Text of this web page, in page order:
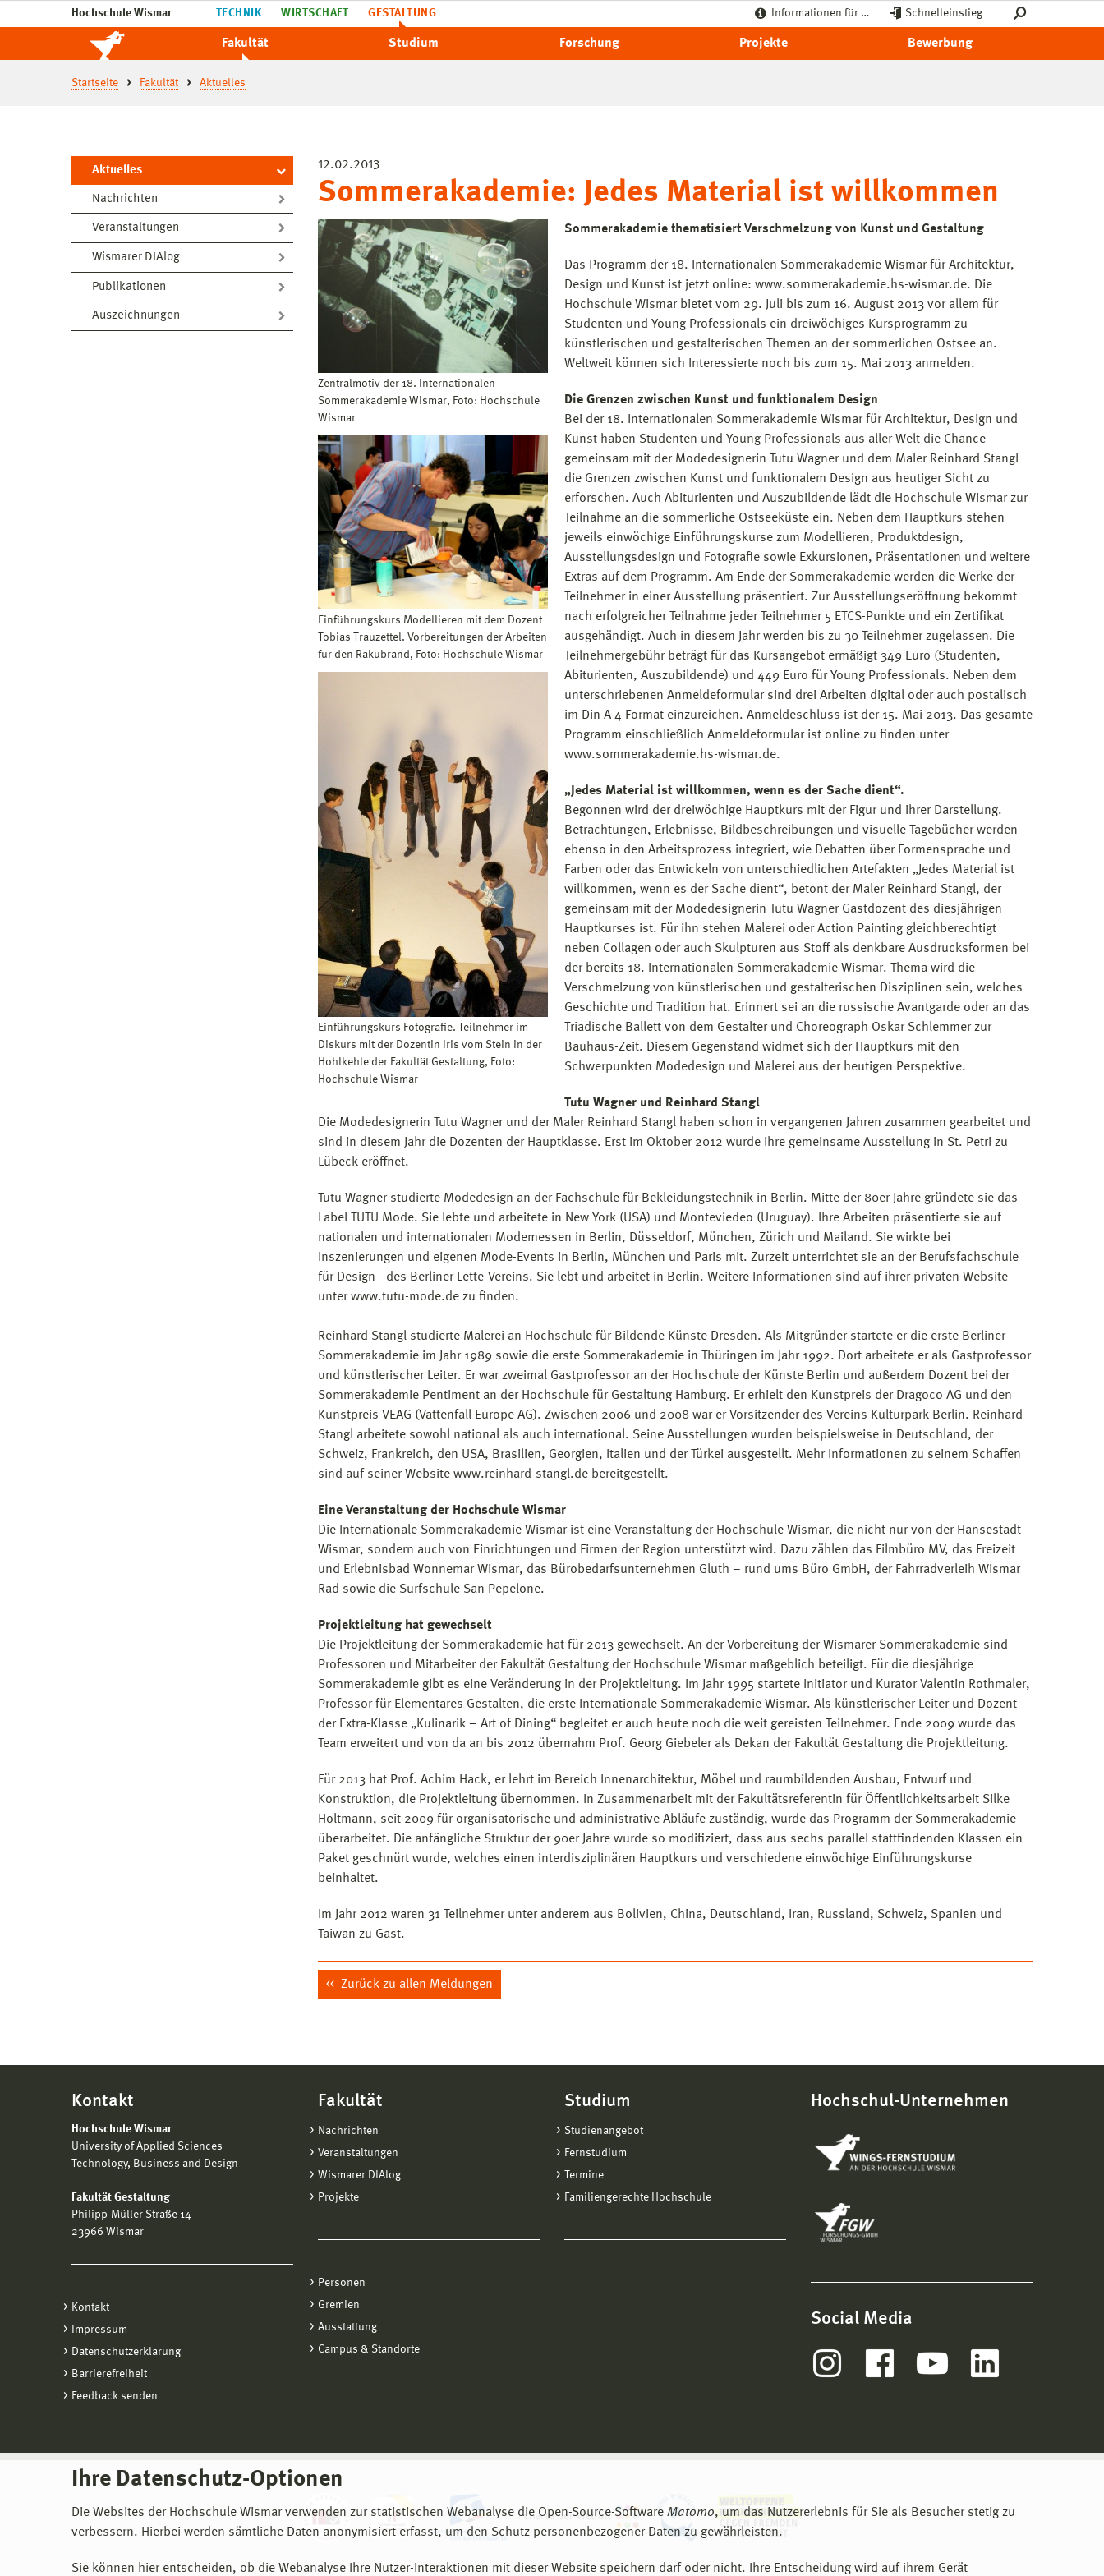
Hochschule Wismar TECHNIK WIRTSCHAFT GESTALTUNG Informationen für … Schnelleinstieg
Fakultät Studium Forschung Projekte Bewerbung
Startseite Fakultät Aktuelles
Aktuelles
Nachrichten
Veranstaltungen
Wismarer DIAlog
Publikationen
Auszeichnungen
Ihre Datenschutz-Optionen
Die Websites der Hochschule Wismar verwenden zur statistischen Webanalyse die Open-Source-Software Matomo, um das Nutzererlebnis für Sie als Besucher stetig zu
verbessern. Hierbei werden sämtliche Daten anonymisiert erfasst, um den Schutz personenbezogener Daten zu gewährleisten.
Sie können hier entscheiden, ob die Webanalyse Ihre Nutzer-Interaktionen mit dieser Website speichern darf oder nicht. Ihre Entscheidung wird auf ihrem Gerät
12.02.2013
Sommerakademie: Jedes Material ist willkommen
Zentralmotiv der 18. Internationalen
Sommerakademie Wismar, Foto: Hochschule
Wismar
Einführungskurs Modellieren mit dem Dozent
Tobias Trauzettel. Vorbereitungen der Arbeiten
für den Rakubrand, Foto: Hochschule Wismar
Einführungskurs Fotografie. Teilnehmer im
Diskurs mit der Dozentin Iris vom Stein in der
Hohlkehle der Fakultät Gestaltung, Foto:
Hochschule Wismar
Sommerakademie thematisiert Verschmelzung von Kunst und Gestaltung
Das Programm der 18. Internationalen Sommerakademie Wismar für Architektur,
Design und Kunst ist jetzt online: www.sommerakademie.hs-wismar.de. Die
Hochschule Wismar bietet vom 29. Juli bis zum 16. August 2013 vor allem für
Studenten und Young Professionals ein dreiwöchiges Kursprogramm zu
künstlerischen und gestalterischen Themen an der sommerlichen Ostsee an.
Weltweit können sich Interessierte noch bis zum 15. Mai 2013 anmelden.
Die Grenzen zwischen Kunst und funktionalem Design
Bei der 18. Internationalen Sommerakademie Wismar für Architektur, Design und
Kunst haben Studenten und Young Professionals aus aller Welt die Chance
gemeinsam mit der Modedesignerin Tutu Wagner und dem Maler Reinhard Stangl
die Grenzen zwischen Kunst und funktionalem Design aus heutiger Sicht zu
erforschen. Auch Abiturienten und Auszubildende lädt die Hochschule Wismar zur
Teilnahme an die sommerliche Ostseeküste ein. Neben dem Hauptkurs stehen
jeweils einwöchige Einführungskurse zum Modellieren, Produktdesign,
Ausstellungsdesign und Fotografie sowie Exkursionen, Präsentationen und weitere
Extras auf dem Programm. Am Ende der Sommerakademie werden die Werke der
Teilnehmer in einer Ausstellung präsentiert. Zur Ausstellungseröffnung bekommt
nach erfolgreicher Teilnahme jeder Teilnehmer 5 ETCS-Punkte und ein Zertifikat
ausgehändigt. Auch in diesem Jahr werden bis zu 30 Teilnehmer zugelassen. Die
Teilnehmergebühr beträgt für das Kursangebot ermäßigt 349 Euro (Studenten,
Abiturienten, Auszubildende) und 449 Euro für Young Professionals. Neben dem
unterschriebenen Anmeldeformular sind drei Arbeiten digital oder auch postalisch
im Din A 4 Format einzureichen. Anmeldeschluss ist der 15. Mai 2013. Das gesamte
Programm einschließlich Anmeldeformular ist online zu finden unter
www.sommerakademie.hs-wismar.de.
„Jedes Material ist willkommen, wenn es der Sache dient“.
Begonnen wird der dreiwöchige Hauptkurs mit der Figur und ihrer Darstellung.
Betrachtungen, Erlebnisse, Bildbeschreibungen und visuelle Tagebücher werden
ebenso in den Arbeitsprozess integriert, wie Debatten über Formensprache und
Farben oder das Entwickeln von unterschiedlichen Artefakten „Jedes Material ist
willkommen, wenn es der Sache dient“, betont der Maler Reinhard Stangl, der
gemeinsam mit der Modedesignerin Tutu Wagner Gastdozent des diesjährigen
Hauptkurses ist. Für ihn stehen Malerei oder Action Painting gleichberechtigt
neben Collagen oder auch Skulpturen aus Stoff als denkbare Ausdrucksformen bei
der bereits 18. Internationalen Sommerakademie Wismar. Thema wird die
Verschmelzung von künstlerischen und gestalterischen Disziplinen sein, welches
Geschichte und Tradition hat. Erinnert sei an die russische Avantgarde oder an das
Triadische Ballett von dem Gestalter und Choreograph Oskar Schlemmer zur
Bauhaus-Zeit. Diesem Gegenstand widmet sich der Hauptkurs mit den
Schwerpunkten Modedesign und Malerei aus der heutigen Perspektive.
Tutu Wagner und Reinhard Stangl
Die Modedesignerin Tutu Wagner und der Maler Reinhard Stangl haben schon in vergangenen Jahren zusammen gearbeitet und
sind in diesem Jahr die Dozenten der Hauptklasse. Erst im Oktober 2012 wurde ihre gemeinsame Ausstellung in St. Petri zu
Lübeck eröffnet.
Tutu Wagner studierte Modedesign an der Fachschule für Bekleidungstechnik in Berlin. Mitte der 80er Jahre gründete sie das
Label TUTU Mode. Sie lebte und arbeitete in New York (USA) und Monteviedeo (Uruguay). Ihre Arbeiten präsentierte sie auf
nationalen und internationalen Modemessen in Berlin, Düsseldorf, München, Zürich und Mailand. Sie wirkte bei
Inszenierungen und eigenen Mode-Events in Berlin, München und Paris mit. Zurzeit unterrichtet sie an der Berufsfachschule
für Design - des Berliner Lette-Vereins. Sie lebt und arbeitet in Berlin. Weitere Informationen sind auf ihrer privaten Website
unter www.tutu-mode.de zu finden.
Reinhard Stangl studierte Malerei an Hochschule für Bildende Künste Dresden. Als Mitgründer startete er die erste Berliner
Sommerakademie im Jahr 1989 sowie die erste Sommerakademie in Thüringen im Jahr 1992. Dort arbeitete er als Gastprofessor
und künstlerischer Leiter. Er war zweimal Gastprofessor an der Hochschule der Künste Berlin und außerdem Dozent bei der
Sommerakademie Pentiment an der Hochschule für Gestaltung Hamburg. Er erhielt den Kunstpreis der Dragoco AG und den
Kunstpreis VEAG (Vattenfall Europe AG). Zwischen 2006 und 2008 war er Vorsitzender des Vereins Kulturpark Berlin. Reinhard
Stangl arbeitete sowohl national als auch international. Seine Ausstellungen wurden beispielsweise in Deutschland, der
Schweiz, Frankreich, den USA, Brasilien, Georgien, Italien und der Türkei ausgestellt. Mehr Informationen zu seinem Schaffen
sind auf seiner Website www.reinhard-stangl.de bereitgestellt.
Eine Veranstaltung der Hochschule Wismar
Die Internationale Sommerakademie Wismar ist eine Veranstaltung der Hochschule Wismar, die nicht nur von der Hansestadt
Wismar, sondern auch von Einrichtungen und Firmen der Region unterstützt wird. Dazu zählen das Filmbüro MV, das Freizeit
und Erlebnisbad Wonnemar Wismar, das Bürobedarfsunternehmen Gluth – rund ums Büro GmbH, der Fahrradverleih Wismar
Rad sowie die Surfschule San Pepelone.
Projektleitung hat gewechselt
Die Projektleitung der Sommerakademie hat für 2013 gewechselt. An der Vorbereitung der Wismarer Sommerakademie sind
Professoren und Mitarbeiter der Fakultät Gestaltung der Hochschule Wismar maßgeblich beteiligt. Für die diesjährige
Sommerakademie gibt es eine Veränderung in der Projektleitung. Im Jahr 1995 startete Initiator und Kurator Valentin Rothmaler,
Professor für Elementares Gestalten, die erste Internationale Sommerakademie Wismar. Als künstlerischer Leiter und Dozent
der Extra-Klasse „Kulinarik – Art of Dining“ begleitet er auch heute noch die weit gereisten Teilnehmer. Ende 2009 wurde das
Team erweitert und von da an bis 2012 übernahm Prof. Georg Giebeler als Dekan der Fakultät Gestaltung die Projektleitung.
Für 2013 hat Prof. Achim Hack, er lehrt im Bereich Innenarchitektur, Möbel und raumbildenden Ausbau, Entwurf und
Konstruktion, die Projektleitung übernommen. In Zusammenarbeit mit der Fakultätsreferentin für Öffentlichkeitsarbeit Silke
Holtmann, seit 2009 für organisatorische und administrative Abläufe zuständig, wurde das Programm der Sommerakademie
überarbeitet. Die anfängliche Struktur der 90er Jahre wurde so modifiziert, dass aus sechs parallel stattfindenden Klassen ein
Paket geschnürt wurde, welches einen interdisziplinären Hauptkurs und verschiedene einwöchige Einführungskurse
beinhaltet.
Im Jahr 2012 waren 31 Teilnehmer unter anderem aus Bolivien, China, Deutschland, Iran, Russland, Schweiz, Spanien und
Taiwan zu Gast.
Zurück zu allen Meldungen
Kontakt
Hochschule Wismar
University of Applied Sciences
Technology, Business and Design
Fakultät Gestaltung
Philipp-Müller-Straße 14
23966 Wismar
Kontakt
Impressum
Datenschutzerklärung
Barrierefreiheit
Feedback senden
Fakultät
Nachrichten
Veranstaltungen
Wismarer DIAlog
Projekte
Personen
Gremien
Ausstattung
Campus & Standorte
Studium
Studienangebot
Fernstudium
Termine
Familiengerechte Hochschule
Hochschul-Unternehmen
Social Media